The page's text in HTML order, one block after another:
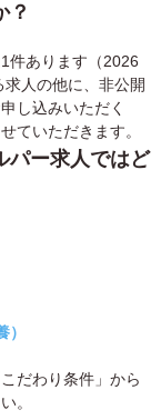
？
件あります（2026
人の他に、非公開
し込みいただく
ていただきます。
パー求人ではど
だわり条件」から
。